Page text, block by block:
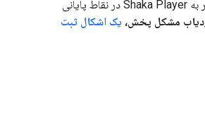
اگر مشکلی منحصر به Shaka Player در نقاط پایانی
مشکل پخش، یک اشکال ثبت